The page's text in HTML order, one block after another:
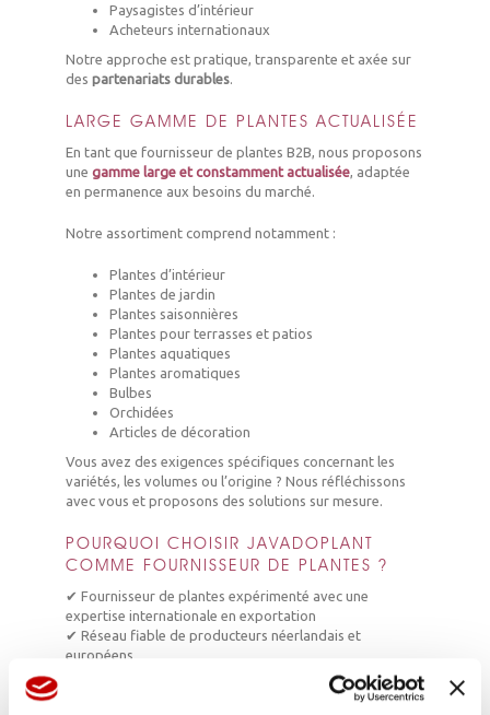
Paysagistes d’intérieur
Acheteurs internationaux
Notre approche est pratique, transparente et axée sur
des partenariats durables.
LARGE GAMME DE PLANTES ACTUALISÉE
En tant que fournisseur de plantes B2B, nous proposons
une gamme large et constamment actualisée, adaptée
en permanence aux besoins du marché.
Notre assortiment comprend notamment :
Plantes d’intérieur
Plantes de jardin
Plantes saisonnières
Plantes pour terrasses et patios
Plantes aquatiques
Plantes aromatiques
Bulbes
Orchidées
Articles de décoration
Vous avez des exigences spécifiques concernant les
variétés, les volumes ou l’origine ? Nous réfléchissons
avec vous et proposons des solutions sur mesure.
POURQUOI CHOISIR JAVADOPLANT
COMME FOURNISSEUR DE PLANTES ?
✔ Fournisseur de plantes expérimenté avec une
expertise internationale en exportation
✔ Réseau fiable de producteurs néerlandais et
européens